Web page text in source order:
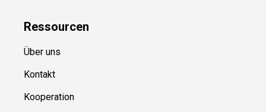
Ressourcen
Über uns
Kontakt
Kooperation